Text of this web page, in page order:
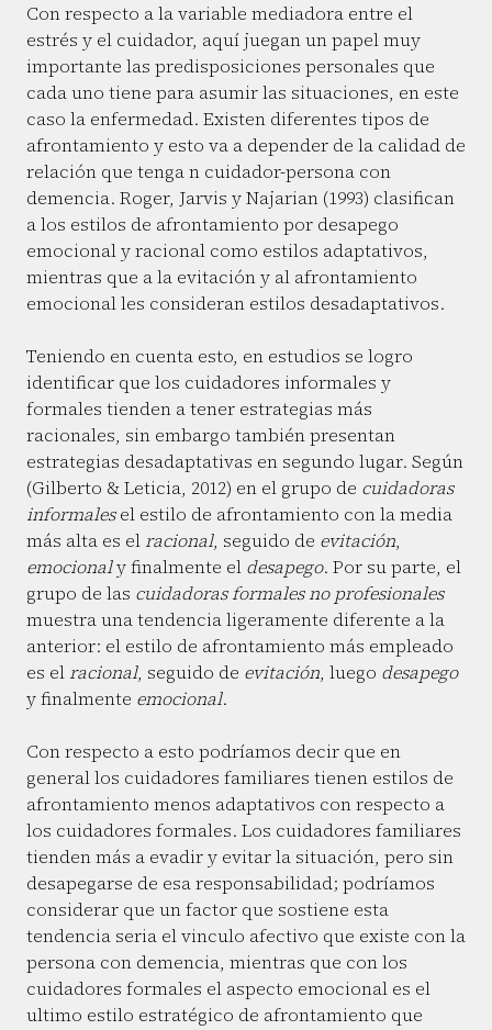
Con respecto a la variable mediadora entre el
estrés y el cuidador, aquí juegan un papel muy
importante las predisposiciones personales que
cada uno tiene para asumir las situaciones, en este
caso la enfermedad. Existen diferentes tipos de
afrontamiento y esto va a depender de la calidad de
relación que tenga n cuidador-persona con
demencia. Roger, Jarvis y Najarian (1993) clasifican
a los estilos de afrontamiento por desapego
emocional y racional como estilos adaptativos,
mientras que a la evitación y al afrontamiento
emocional les consideran estilos desadaptativos.
Teniendo en cuenta esto, en estudios se logro
identificar que los cuidadores informales y
formales tienden a tener estrategias más
racionales, sin embargo también presentan
estrategias desadaptativas en segundo lugar. Según
(Gilberto & Leticia, 2012) en el grupo de cuidadoras
informalesel estilo de afrontamiento con la media
más alta es elracional, seguido de evitación,
emocionaly finalmente el desapego. Por su parte, el
grupo de las cuidadoras formales no profesionales
muestra una tendencia ligeramente diferente a la
anterior: el estilo de afrontamiento más empleado
es elracional, seguido de evitación, luego desapego
y finalmente emocional.
Con respecto a esto podríamos decir que en
general los cuidadores familiares tienen estilos de
afrontamiento menos adaptativos con respecto a
los cuidadores formales. Los cuidadores familiares
tienden más a evadir y evitar la situación, pero sin
desapegarse de esa responsabilidad; podríamos
considerar que un factor que sostiene esta
tendencia seria el vinculo afectivo que existe con la
persona con demencia, mientras que con los
cuidadores formales el aspecto emocional es el
ultimo estilo estratégico de afrontamiento que